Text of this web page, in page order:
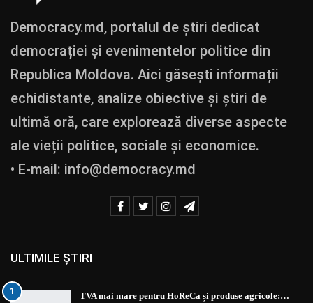
Democracy.md, portalul de știri dedicat
democrației și evenimentelor politice din
Republica Moldova. Aici găsești informații
echidistante, analize obiective și știri de
ultimă oră, care explorează diverse aspecte
ale vieții politice, sociale și economice.
• E-mail: info@democracy.md
ULTIMILE ȘTIRI
1 TVA mai mare pentru HoReCa și produse agricole:…